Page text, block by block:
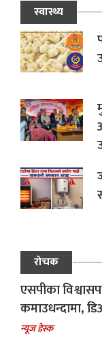
स्वास्थ्य
रोचक
एसपीका
कमाउधन्दामा,
न्यूज डेस्क